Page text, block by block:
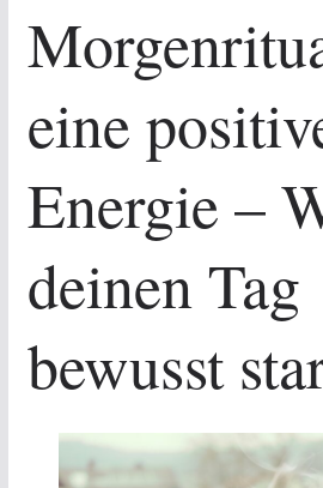
eine
Energie –
deinen Tag
bewusst